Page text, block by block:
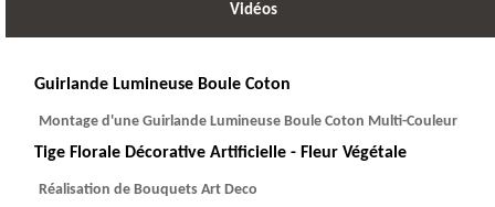
Vidéos
Guirlande Lumineuse Boule Coton
Montage d'une Guirlande Lumineuse Boule Coton Multi-Couleur
Tige Florale Décorative Artificielle - Fleur Végétale
Réalisation de Bouquets Art Deco